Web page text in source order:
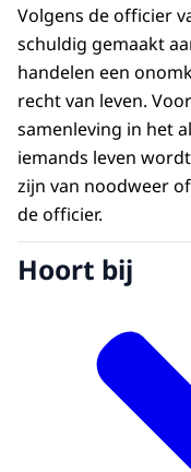
Volgens de officier
schuldig gemaakt
handelen een
recht van leven.
samenleving in het
iemands leven
zijn van noodweer
de officier.
Hoort bij